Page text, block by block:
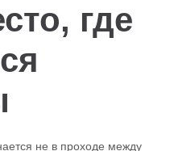
где
не в проходе между